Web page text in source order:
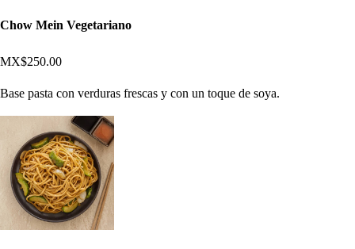
Chow Mein Vegetariano
MX$250.00
Base pasta con verduras frescas y con un toque de soya.